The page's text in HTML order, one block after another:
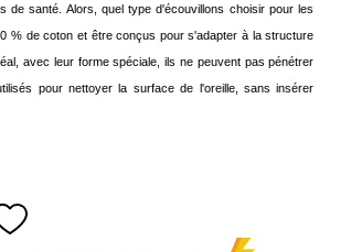
santé. Alors, quel type d'écouvillons choisir pour les
% de coton et être conçus pour s'adapter à la structure
avec leur forme spéciale, ils ne peuvent pas pénétrer
pour nettoyer la surface de l'oreille, sans insérer